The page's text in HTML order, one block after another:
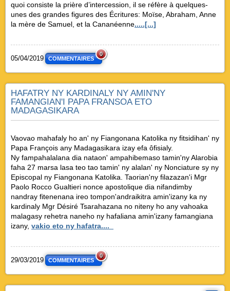
quoi consiste la prière d’intercession, il se réfère à quelques-
unes des grandes figures des Écritures: Moïse, Abraham, Anne
la mère de Samuel, et la Cananéenne.....[...]
05/04/2019 COMMENTAIRES
0
HAFATRY NY KARDINALY NY AMIN'NY
FAMANGIAN'I PAPA FRANSOA ETO
MADAGASIKARA
Vaovao mahafaly ho an' ny Fiangonana Katolika ny fitsidihan' ny
Papa François any Madagasikara izay efa ôfisialy.
Ny fampahalalana dia nataon' ampahibemaso tamin'ny Alarobia
faha 27 marsa lasa teo tao tamin' ny alalan' ny Nonciature sy ny
Episcopal ny Fiangonana Katolika. Taorian'ny filazazan'i Mgr
Paolo Rocco Gualtieri nonce apostolique dia nifandimby
nandray fitenenana ireo tompon'andraikitra amin'izany ka ny
kardinaly Mgr Désiré Tsarahazana no niteny ho any vahoaka
malagasy rehetra naneho ny hafaliana amin'izany famangiana
izany, vakio eto ny hafatra....
29/03/2019 COMMENTAIRES
0